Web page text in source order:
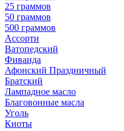
25 граммов
50 граммов
500 граммов
Ассорти
Ватопедский
Фиваида
Афонский Праздничный
Братский
Лампадное масло
Благовонные масла
Уголь
Киоты